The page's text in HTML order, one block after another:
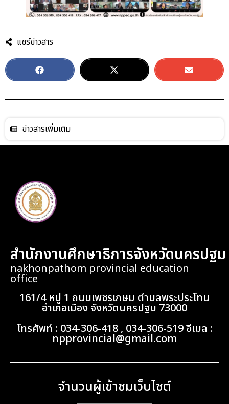
แชร์ข่าวสาร
ข่าวสารเพิ่มเติม
สำนักงานศึกษาธิการจังหวัดนครปฐม
nakhonpathom provincial education
office
161/4 หมู่ 1 ถนนเพชรเกษม ตำบลพระประโทน
อำเภอเมือง จังหวัดนครปฐม 73000
โทรศัพท์ : 034-306-418 , 034-306-519 อีเมล :
npprovincial@gmail.com
จำนวนผู้เข้าชมเว็บไซต์